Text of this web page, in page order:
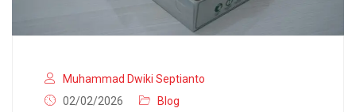
Muhammad Dwiki Septianto
02/02/2026
Blog